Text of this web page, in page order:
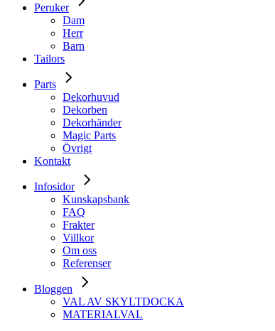
Peruker
Dam
Herr
Barn
Tailors
Parts
Dekorhuvud
Dekorben
Dekorhänder
Magic Parts
Övrigt
Kontakt
Infosidor
Kunskapsbank
FAQ
Frakter
Villkor
Om oss
Referenser
Bloggen
VAL AV SKYLTDOCKA
MATERIALVAL